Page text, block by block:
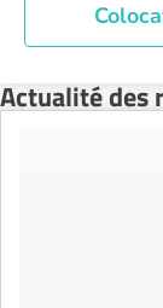
Actualité des